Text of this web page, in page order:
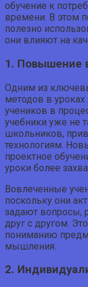
обучение к
времени. В этом
полезно
они влияют на
1. Повышение
Одним из
методов в
учеников в
учебники уже не
школьников,
технологиям.
проектное
уроки более
Вовлеченные
поскольку они
задают вопросы,
друг с другом.
пониманию
мышления.
2.